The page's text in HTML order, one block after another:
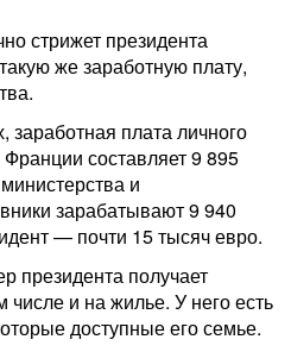
стрижет президента
же заработную плату,
плата личного
составляет 9 895
и
зарабатывают 9 940
— почти 15 тысяч евро.
президента получает
и на жилье. У него есть
доступные его семье.